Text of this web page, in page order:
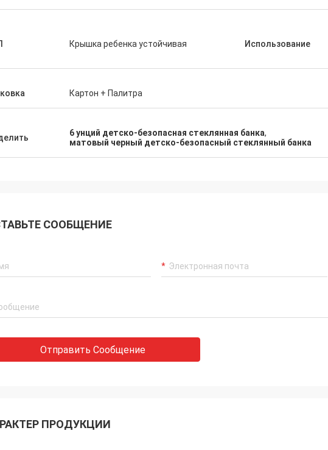
Крышка ребенка устойчивая Использование
Картон + Палитра
6 унций детско-безопасная стеклянная банка,
матовый черный детско-безопасный стеклянный банка
СООБЩЕНИЕ
Отправить Сообщение
ПРОДУКЦИИ